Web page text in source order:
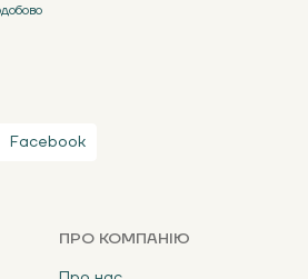
Facebook
ПРО КОМПАНІЮ